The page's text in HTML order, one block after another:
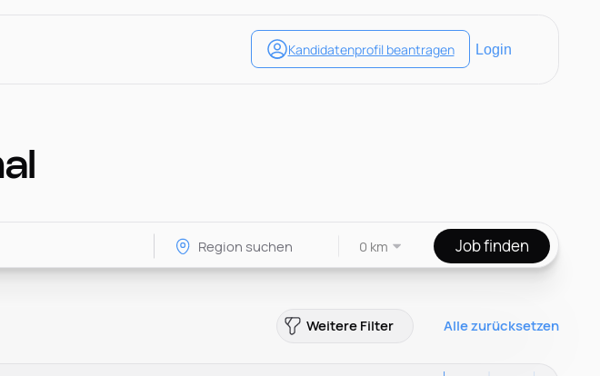
0 km Job finden
Weitere Filter Alle zurücksetzen